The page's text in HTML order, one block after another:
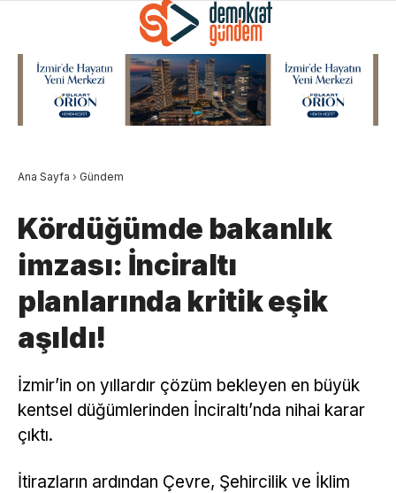
Ana Sayfa › Gündem
Kördüğümde bakanlık
imzası: İnciraltı
planlarında kritik eşik
aşıldı!
İzmir’in on yıllardır çözüm bekleyen en büyük
kentsel düğümlerinden İnciraltı’nda nihai karar
çıktı.
İtirazların ardından Çevre, Şehircilik ve İklim